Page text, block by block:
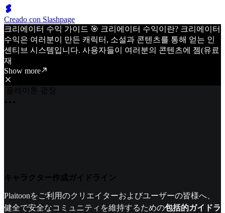
Creado con Slashpage
크리에이터 수익 가이드 🎯 크리에이터 수익이란? 크리에이터
수익은 여러분이 만든 캐릭터, 소설과 콘텐츠를 통해 얻는 인
센티브 시스템입니다. 사용자들이 여러분의 콘텐츠에 젬(유료
재
Show more
플레이툰 광장
キャラクター作成ガイドライン
Plaitoonをご利用のクリエイターおよびユーザーの皆様へ、
健全で安全なコミュニティを維持するための包括的ガイドラ